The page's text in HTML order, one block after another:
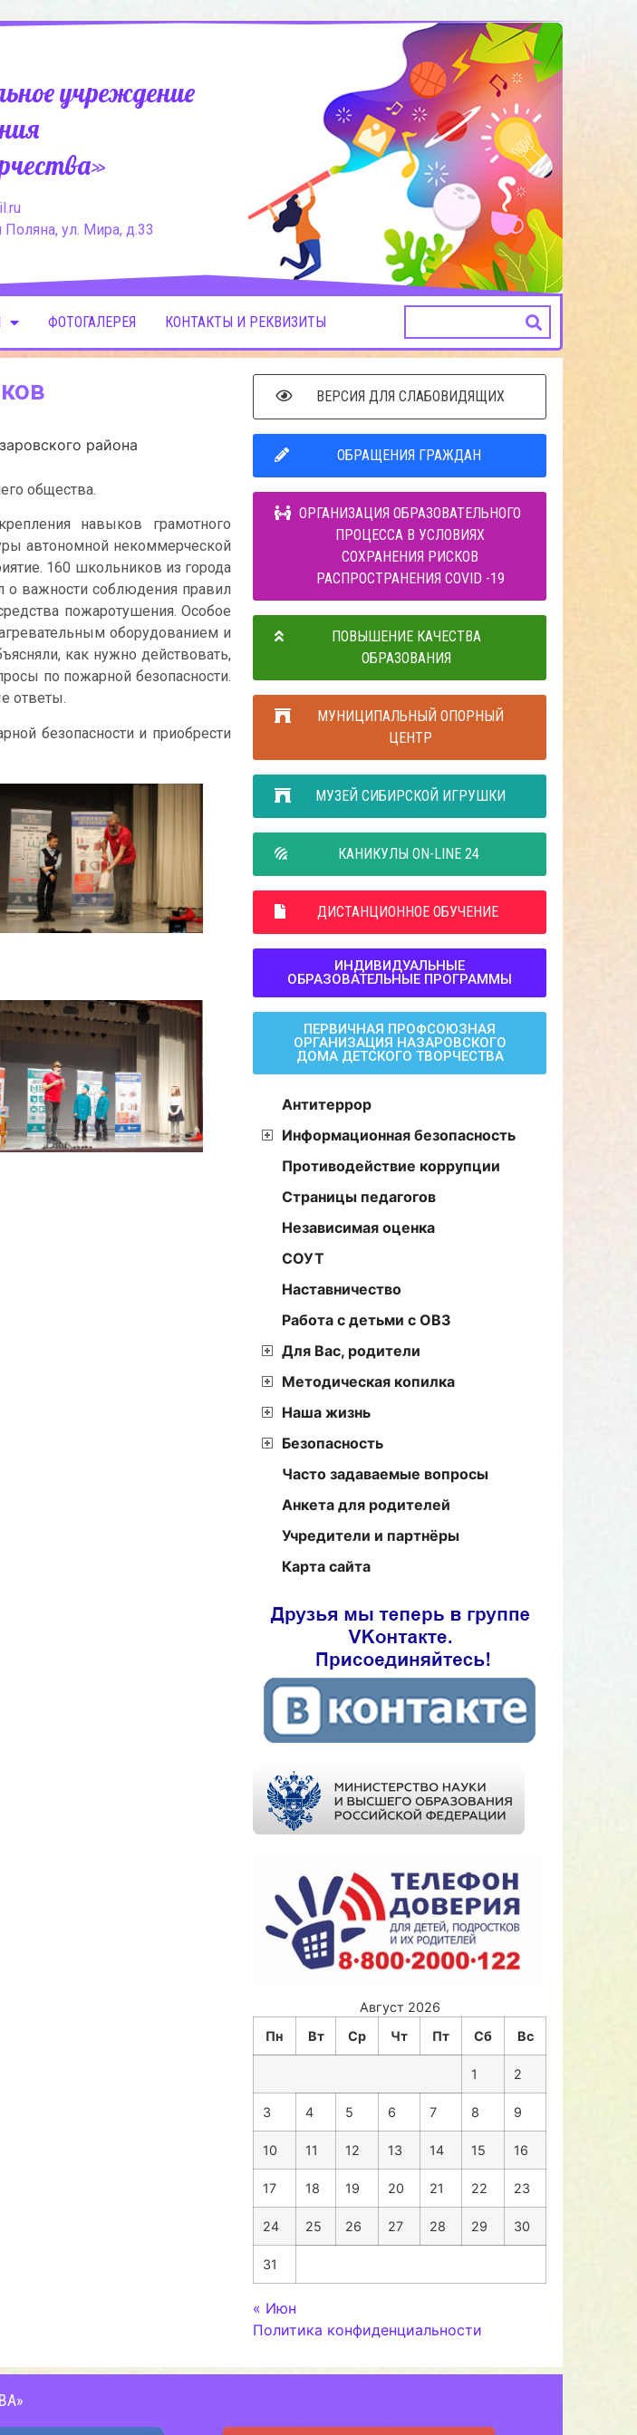
учреждение
Поляна, ул. Мира, д.33
ФОТОГАЛЕРЕЯ КОНТАКТЫ И РЕКВИЗИТЫ
района
общества.
навыков грамотного
автономной некоммерческой
160 школьников из города
о важности соблюдения правил
пожаротушения. Особое
оборудованием и
как нужно действовать,
по пожарной безопасности.
ответы.
безопасности и приобрести
ВЕРСИЯ ДЛЯ СЛАБОВИДЯЩИХ
ОБРАЩЕНИЯ ГРАЖДАН
ОРГАНИЗАЦИЯ ОБРАЗОВАТЕЛЬНОГО
ПРОЦЕССА В УСЛОВИЯХ
СОХРАНЕНИЯ РИСКОВ
РАСПРОСТРАНЕНИЯ COVID -19
ПОВЫШЕНИЕ КАЧЕСТВА
ОБРАЗОВАНИЯ
МУНИЦИПАЛЬНЫЙ ОПОРНЫЙ
ЦЕНТР
МУЗЕЙ СИБИРСКОЙ ИГРУШКИ
КАНИКУЛЫ ON-LINE 24
ДИСТАНЦИОННОЕ ОБУЧЕНИЕ
ИНДИВИДУАЛЬНЫЕ
ОБРАЗОВАТЕЛЬНЫЕ ПРОГРАММЫ
ПЕРВИЧНАЯ ПРОФСОЮЗНАЯ
ОРГАНИЗАЦИЯ НАЗАРОВСКОГО
ДОМА ДЕТСКОГО ТВОРЧЕСТВА
Антитеррор
Информационная безопасность
Противодействие коррупции
Страницы педагогов
Независимая оценка
СОУТ
Наставничество
Работа с детьми с ОВЗ
Для Вас, родители
Методическая копилка
Наша жизнь
Безопасность
Часто задаваемые вопросы
Анкета для родителей
Учредители и партнёры
Карта сайта
Август 2026
Пн
Вт Ср Чт Пт Сб Вс
1 2
3 4 5 6 7 8 9
10 11 12 13 14 15 16
17 18 19 20 21 22 23
24 25 26 27 28 29 30
31
« Июн
Политика конфиденциальности